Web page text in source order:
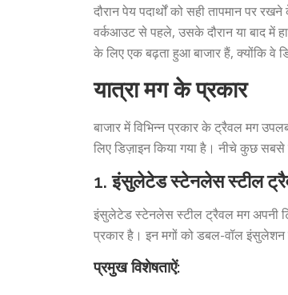
दौरान पेय पदार्थों को सही तापमान पर
वर्कआउट से पहले, उसके दौरान या बाद में
के लिए एक बढ़ता हुआ बाजार हैं, क्योंकि वे
यात्रा मग के प्रकार
बाजार में विभिन्न प्रकार के ट्रैवल मग
लिए डिज़ाइन किया गया है। नीचे कुछ
1.इंसुलेटेड स्टेनलेस स्टील
इंसुलेटेड स्टेनलेस स्टील ट्रैवल मग अपनी
प्रकार है। इन मगों को डबल-वॉल इंसुलेशन
प्रमुख विशेषताऐं: